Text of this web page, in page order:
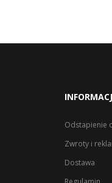
Odstapienie
Zwroty i
Dostawa